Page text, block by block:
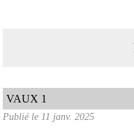
VAUX 1
Publié le 11 janv. 2025